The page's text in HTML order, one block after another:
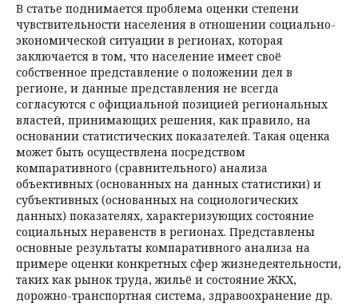
В статье поднимается проблема оценки степени
чувствительности населения в отношении социально-
экономической ситуации в регионах, которая
заключается в том, что население имеет своё
собственное представление о положении дел в
регионе, и данные представления не всегда
согласуются с официальной позицией региональных
властей, принимающих решения, как правило, на
основании статистических показателей. Такая оценка
может быть осуществлена посредством
компаративного (сравнительного) анализа
объективных (основанных на данных статистики) и
субъективных (основанных на социологических
данных) показателях, характеризующих состояние
социальных неравенств в регионах. Представлены
основные результаты компаративного анализа на
примере оценки конкретных сфер жизнедеятельности,
таких как рынок труда, жильё и состояние ЖКХ,
дорожно-транспортная система, здравоохранение др.